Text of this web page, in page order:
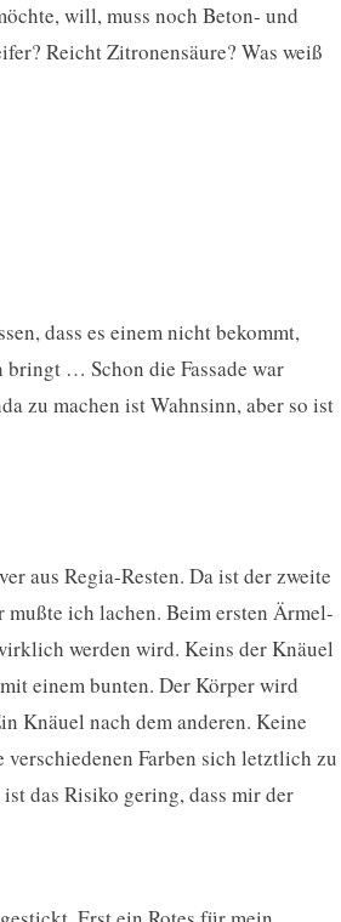
will, muss noch Beton- und
Reicht Zitronensäure? Was weiß
dass es einem nicht bekommt,
bringt … Schon die Fassade war
zu machen ist Wahnsinn, aber so ist
aus Regia-Resten. Da ist der zweite
mußte ich lachen. Beim ersten Ärmel-
werden wird. Keins der Knäuel
einem bunten. Der Körper wird
Knäuel nach dem anderen. Keine
verschiedenen Farben sich letztlich zu
das Risiko gering, dass mir der